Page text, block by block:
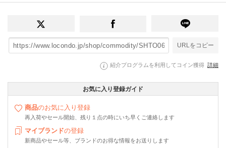
URLをコピー
紹介プログラムを利用してコイン獲得 詳細
お気に入り登録ガイド
商品のお気に入り登録
再入荷やセール開始、残り１点の時にいち早くご連絡します
マイブランドの登録
新商品やセール等、ブランドのお得な情報をお送りします